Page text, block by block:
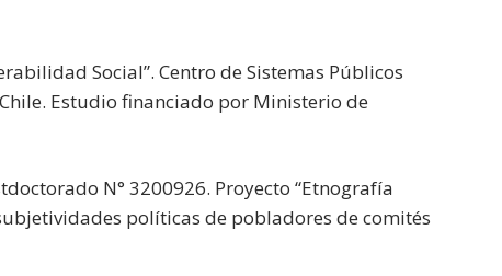
Social”. Centro de Sistemas Públicos
Estudio financiado por Ministerio de
N° 3200926. Proyecto “Etnografía
políticas de pobladores de comités